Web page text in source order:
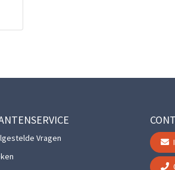
Vragen